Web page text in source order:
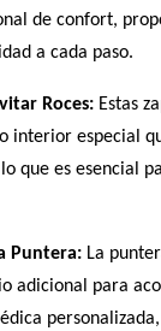
de confort,
a cada paso.
Roces: Estas
interior especial
que es esencial
Puntera: La
adicional para